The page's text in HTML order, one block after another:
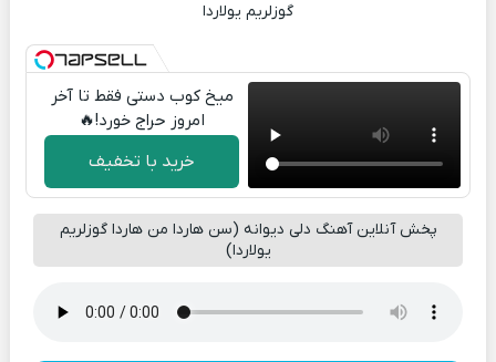
گوزلریم یولاردا
میخ کوب دستی فقط تا آخر
امروز حراج خورد!🔥
خرید با تخفیف
پخش آنلاین آهنگ دلی دیوانه (سن هاردا من هاردا گوزلریم
یولاردا)